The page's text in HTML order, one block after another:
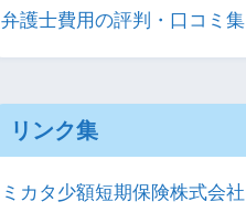
弁護士費用の評判・口コミ集
リンク集
ミカタ少額短期保険株式会社